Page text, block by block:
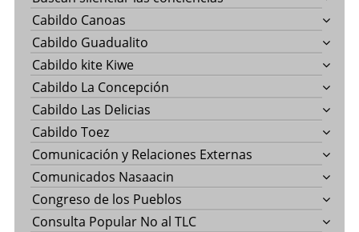
Cabildo Canoas
Cabildo Guadualito
Cabildo kite Kiwe
Cabildo La Concepción
Cabildo Las Delicias
Cabildo Toez
Comunicación y Relaciones Externas
Comunicados Nasaacin
Congreso de los Pueblos
Consulta Popular No al TLC